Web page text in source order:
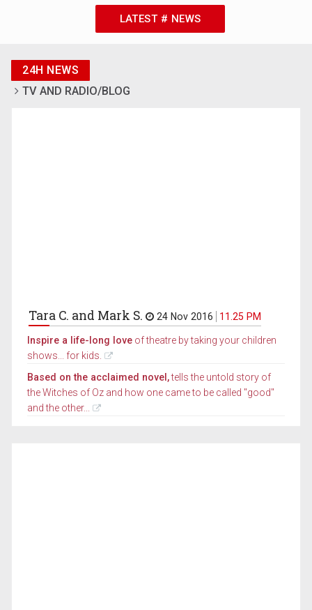
LATEST # NEWS
24H NEWS
TV AND RADIO/BLOG
Tara C. and Mark S. 24 Nov 2016 11.25 PM
Inspire a life-long love of theatre by taking your children
shows... for kids.
Based on the acclaimed novel,tells the untold story of
the Witches of Oz and how one came to be called "good"
and the other...